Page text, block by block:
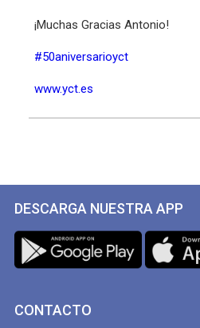
¡Muchas Gracias Antonio!
#50aniversarioyct
www.yct.es
DESCARGA NUESTRA APP
CONTACTO